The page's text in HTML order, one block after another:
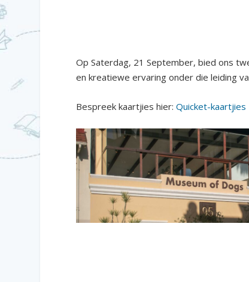
Op Saterdag, 21 September, bied ons
en kreatiewe ervaring onder die leiding
Bespreek kaartjies hier:Quicket-kaartjies